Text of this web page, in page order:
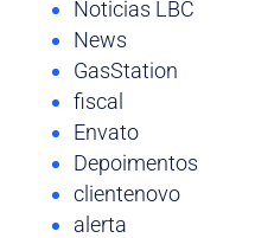
Noticias LBC
News
GasStation
fiscal
Envato
Depoimentos
clientenovo
alerta